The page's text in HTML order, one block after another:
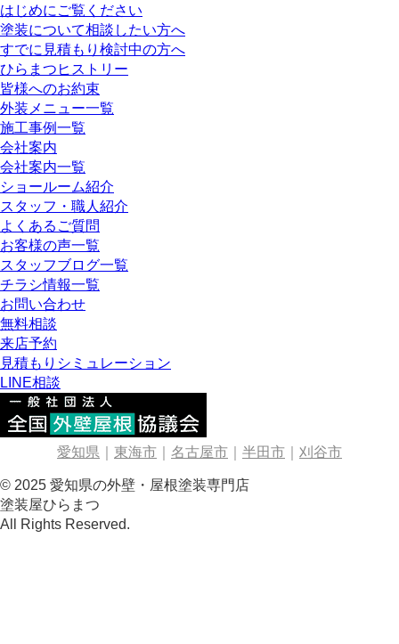
はじめにご覧ください
塗装について相談したい方へ
すでに見積もり検討中の方へ
ひらまつヒストリー
皆様へのお約束
外装メニュー一覧
施工事例一覧
会社案内
会社案内一覧
ショールーム紹介
スタッフ・職人紹介
よくあるご質問
お客様の声一覧
スタッフブログ一覧
チラシ情報一覧
お問い合わせ
無料相談
来店予約
見積もりシミュレーション
LINE相談
愛知県 東海市 名古屋市 半田市 刈谷市
© 2025 愛知県の外壁・屋根塗装専門店
塗装屋ひらまつ
All Rights Reserved.